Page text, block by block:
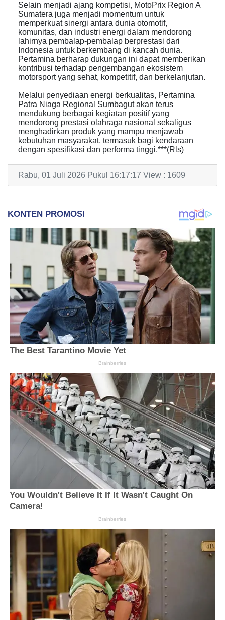
Selain menjadi ajang kompetisi, MotoPrix Region A
Sumatera juga menjadi momentum untuk
memperkuat sinergi antara dunia otomotif,
komunitas, dan industri energi dalam mendorong
lahirnya pembalap-pembalap berprestasi dari
Indonesia untuk berkembang di kancah dunia.
Pertamina berharap dukungan ini dapat memberikan
kontribusi terhadap pengembangan ekosistem
motorsport yang sehat, kompetitif, dan berkelanjutan.
Melalui penyediaan energi berkualitas, Pertamina
Patra Niaga Regional Sumbagut akan terus
mendukung berbagai kegiatan positif yang
mendorong prestasi olahraga nasional sekaligus
menghadirkan produk yang mampu menjawab
kebutuhan masyarakat, termasuk bagi kendaraan
dengan spesifikasi dan performa tinggi.***(Rls)
Rabu, 01 Juli 2026 Pukul 16:17:17 View : 1609